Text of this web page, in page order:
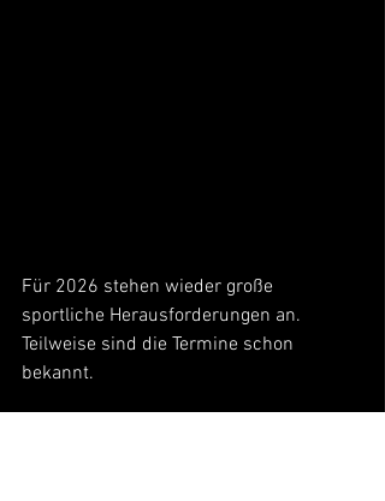
Für 2026 stehen wieder große
sportliche Herausforderungen an.
Teilweise sind die Termine schon
bekannt.